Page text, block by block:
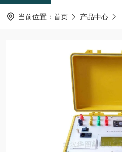
当前位置： 首页 产品中心